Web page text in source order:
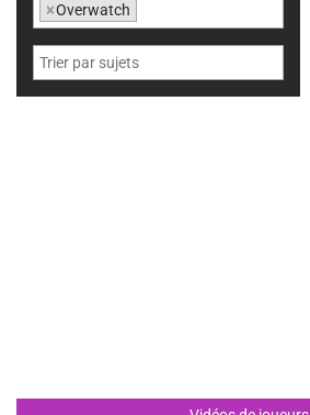
×Overwatch